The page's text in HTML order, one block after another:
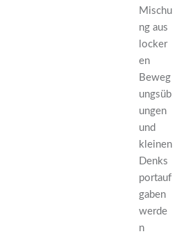
Mischu
ng aus
locker
en
Beweg
ungsüb
ungen
und
kleinen
Denks
portauf
gaben
werde
n